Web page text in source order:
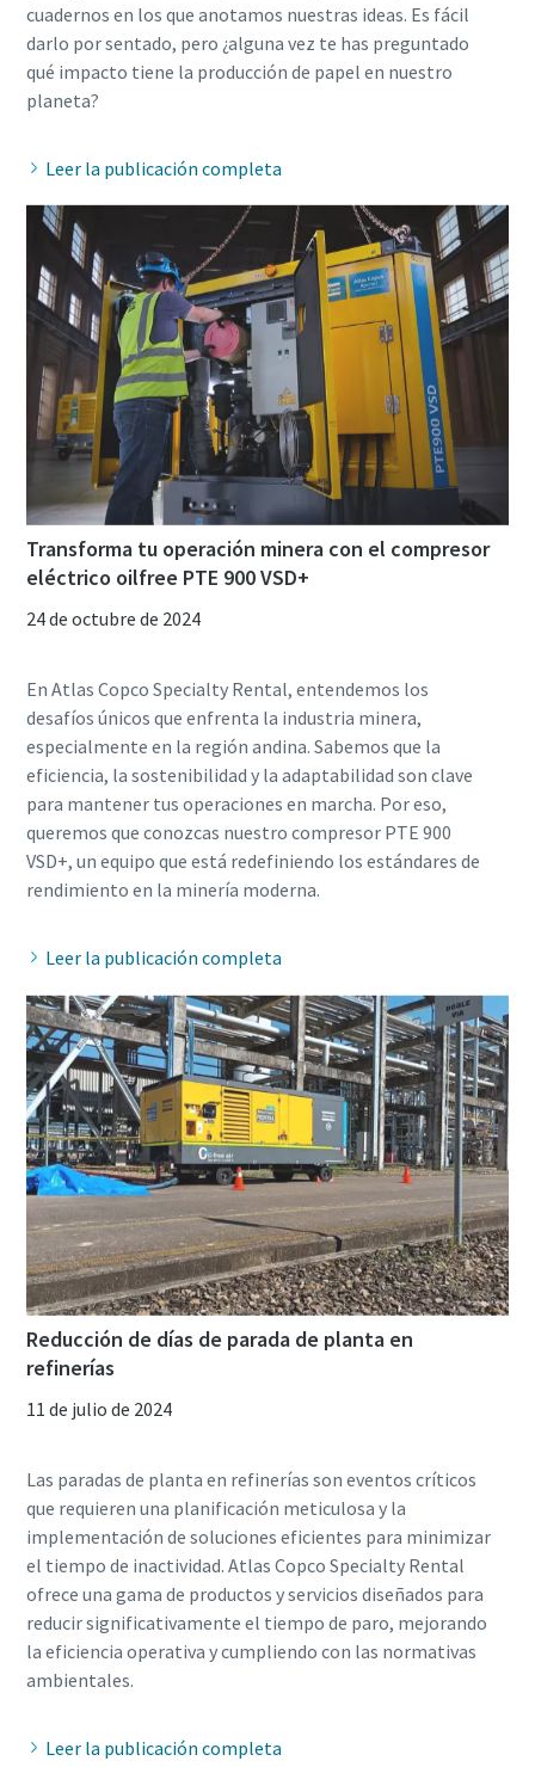
cuadernos en los que anotamos nuestras ideas. Es fácil
darlo por sentado, pero ¿alguna vez te has preguntado
qué impacto tiene la producción de papel en nuestro
Leer la publicación completa
Transforma tu operación minera con el compresor
eléctrico oilfree PTE 900 VSD+
24 de octubre de 2024
En Atlas Copco Specialty Rental, entendemos los
desafíos únicos que enfrenta la industria minera,
especialmente en la región andina. Sabemos que la
eficiencia, la sostenibilidad y la adaptabilidad son clave
para mantener tus operaciones en marcha. Por eso,
queremos que conozcas nuestro compresor PTE 900
VSD+, un equipo que está redefiniendo los estándares de
Leer la publicación completa
Reducción de días de parada de planta en
refinerías
11 de julio de 2024
Las paradas de planta en refinerías son eventos críticos
que requieren una planificación meticulosa y la
implementación de soluciones eficientes para minimizar
el tiempo de inactividad. Atlas Copco Specialty Rental
ofrece una gama de productos y servicios diseñados para
reducir significativamente el tiempo de paro, mejorando
la eficiencia operativa y cumpliendo con las normativas
Leer la publicación completa